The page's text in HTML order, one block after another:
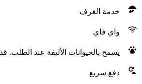
خدمة الغرف
واي فاي
يسمح بالحيوانات الأليفة عند الطلب.
دفع سريع